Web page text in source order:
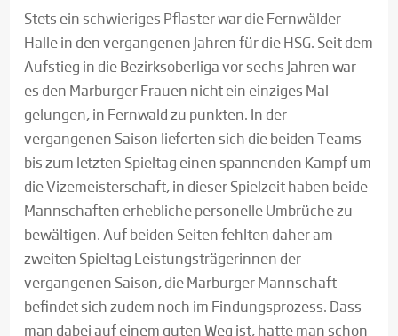
Stets ein schwieriges Pflaster war die Fernwälder
Halle in den vergangenen Jahren für die HSG. Seit dem
Aufstieg in die Bezirksoberliga vor sechs Jahren war
es den Marburger Frauen nicht ein einziges Mal
gelungen, in Fernwald zu punkten. In der
vergangenen Saison lieferten sich die beiden Teams
bis zum letzten Spieltag einen spannenden Kampf um
die Vizemeisterschaft, in dieser Spielzeit haben beide
Mannschaften erhebliche personelle Umbrüche zu
bewältigen. Auf beiden Seiten fehlten daher am
zweiten Spieltag Leistungsträgerinnen der
vergangenen Saison, die Marburger Mannschaft
befindet sich zudem noch im Findungsprozess. Dass
man dabei auf einem guten Weg ist, hatte man schon